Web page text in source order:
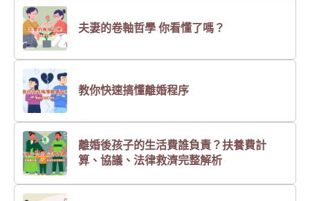
夫妻的卷軸哲學 你看懂了嗎？
教你快速搞懂離婚程序
離婚後孩子的生活費誰負責？扶養費計
算、協議、法律救濟完整解析